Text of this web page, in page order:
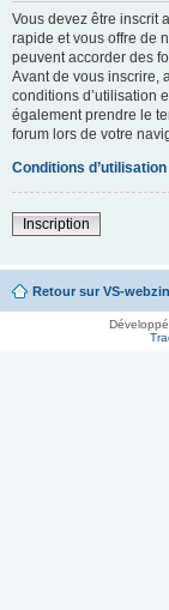
Vous devez être inscrit
rapide et vous offre de
peuvent accorder des
Avant de vous inscrire,
conditions d’utilisation
également prendre le
forum lors de votre
Conditions d’utilisation
Inscription
Retour sur VS-